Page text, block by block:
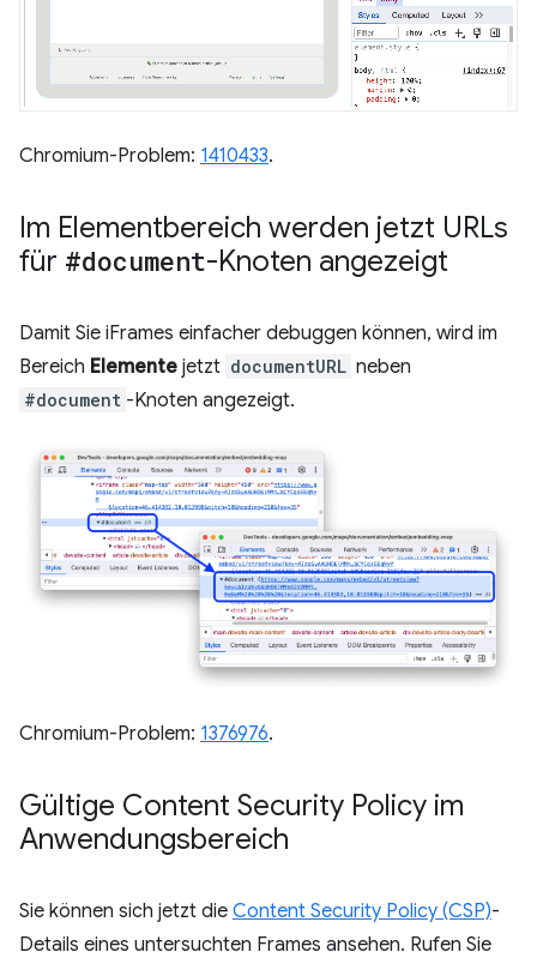
Chromium-Problem: 1410433.
Im Elementbereich werden jetzt URLs
für #document-Knoten angezeigt
Damit Sie iFrames einfacher debuggen können, wird im
Bereich Elemente jetzt documentURL neben
#document -Knoten angezeigt.
Chromium-Problem: 1376976.
Gültige Content Security Policy im
Anwendungsbereich
Sie können sich jetzt die Content Security Policy (CSP)-
Details eines untersuchten Frames ansehen. Rufen Sie